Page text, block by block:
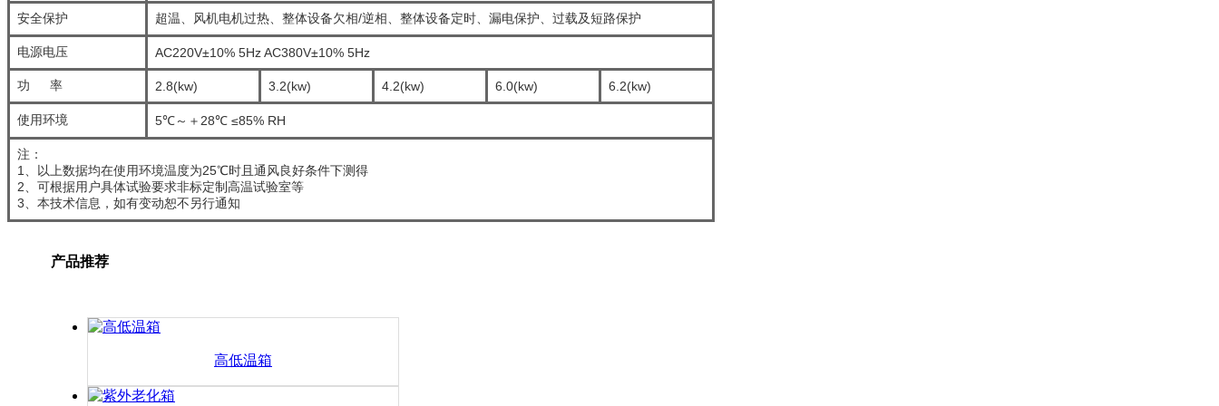
安全保护 超温、风机电机过热、整体设备欠相/逆相、整体设备定时、漏电保护、过载及短路保护
电源电压 AC220V±10% 5Hz AC380V±10% 5Hz
功 率 2.8(kw) 3.2(kw) 4.2(kw) 6.0(kw) 6.2(kw)
使用环境 5℃～＋28℃ ≤85% RH
注：
1、以上数据均在使用环境温度为25℃时且通风良好条件下测得
2、可根据用户具体试验要求非标定制高温试验室等
3、本技术信息，如有变动恕不另行通知
产品推荐
高低温箱